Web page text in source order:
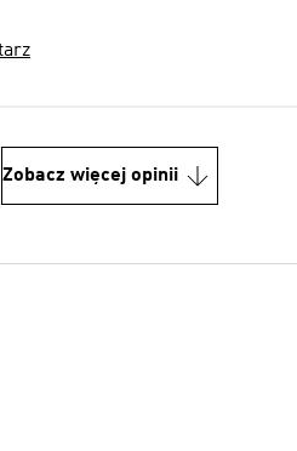
Zobacz więcej opinii